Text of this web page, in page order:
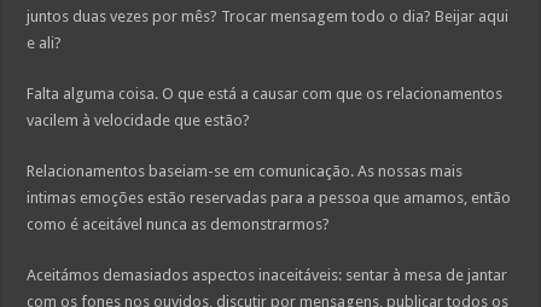
juntos duas vezes por mês? Trocar mensagem todo o dia? Beijar aqui
e ali?
Falta alguma coisa. O que está a causar com que os relacionamentos
vacilem à velocidade que estão?
Relacionamentos baseiam-se em comunicação. As nossas mais
intimas emoções estão reservadas para a pessoa que amamos, então
como é aceitável nunca as demonstrarmos?
Aceitámos demasiados aspectos inaceitáveis: sentar à mesa de jantar
com os fones nos ouvidos, discutir por mensagens, publicar todos os